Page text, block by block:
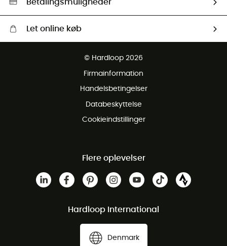
Betalingsmuligheder
Let online køb
Gratis retur inden for 100 dage
© Hardloop 2026
Firmainformation
Handelsbetingelser
Databeskyttelse
Cookieindstillinger
Flere oplevelser
Hardloop International
Denmark